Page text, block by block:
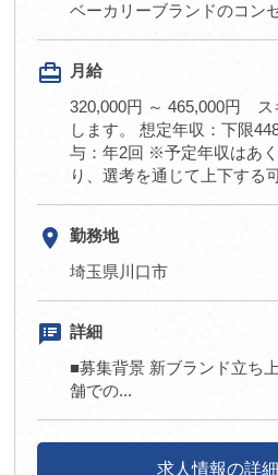
ベーカリーブランドのコン
card_travel
月給
320,000円 ～ 465,000円 ス
します。 想定年収：下限
与：年2回 ※予定年収はあ
り、選考を通じて上下する
room
勤務地
埼玉県川口市
speaker_notes 詳細
■募集背景 新ブランド立ち
舗での...
求人情報の詳